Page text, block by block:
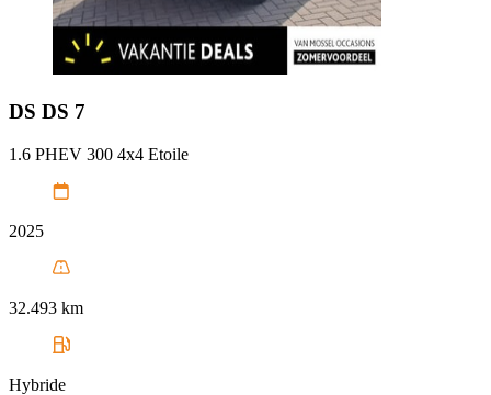
DS DS 7
1.6 PHEV 300 4x4 Etoile
2025
32.493 km
Hybride